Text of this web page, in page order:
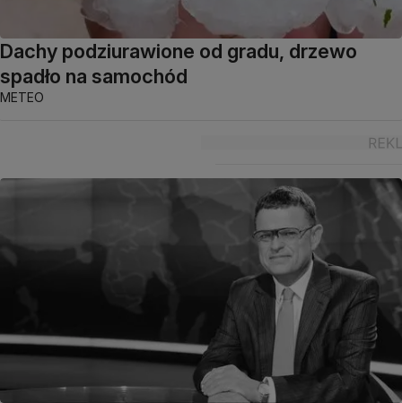
Dachy podziurawione od gradu, drzewo
spadło na samochód
METEO